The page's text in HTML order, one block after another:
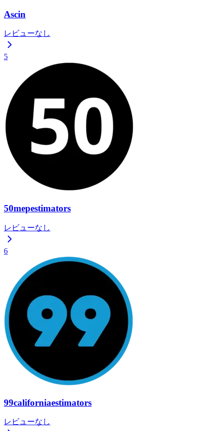
Ascin
レビューなし
5
50mepestimators
レビューなし
6
99californiaestimators
レビューなし